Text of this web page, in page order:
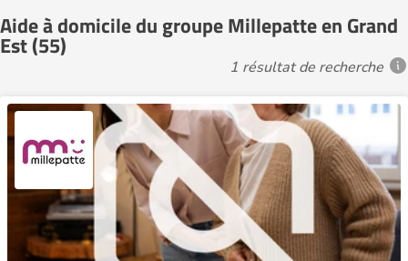
Aide à domicile du groupe Millepatte en Grand
Est (55)
1 résultat de recherche